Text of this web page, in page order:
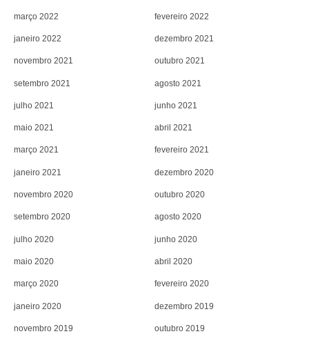
março 2022 fevereiro 2022
janeiro 2022 dezembro 2021
novembro 2021 outubro 2021
setembro 2021 agosto 2021
julho 2021 junho 2021
maio 2021 abril 2021
março 2021 fevereiro 2021
janeiro 2021 dezembro 2020
novembro 2020 outubro 2020
setembro 2020 agosto 2020
julho 2020 junho 2020
maio 2020 abril 2020
março 2020 fevereiro 2020
janeiro 2020 dezembro 2019
novembro 2019 outubro 2019